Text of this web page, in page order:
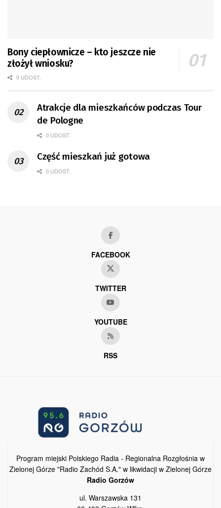
Bony ciepłownicze – kto jeszcze nie
złożył wniosku?
0 UDOST.
Atrakcje dla mieszkańców podczas Tour
de Pologne
0 UDOST.
Część mieszkań już gotowa
0 UDOST.
FACEBOOK
TWITTER
YOUTUBE
RSS
Program miejski Polskiego Radia - Regionalna Rozgłośnia w
Zielonej Górze "Radio Zachód S.A." w likwidacji w Zielonej Górze
Radio Gorzów
ul. Warszawska 131